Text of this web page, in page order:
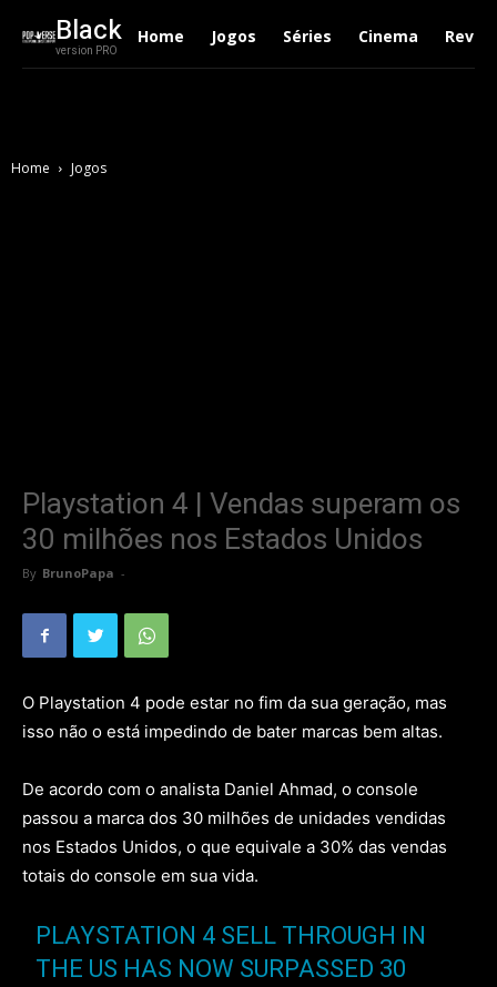
Black
version PRO
Home Jogos Séries Cinema
Home Jogos
Playstation 4 | Vendas superam os
30 milhões nos Estados Unidos
By BrunoPapa -
O Playstation 4 pode estar no fim da sua geração, mas
isso não o está impedindo de bater marcas bem altas.
De acordo com o analista Daniel Ahmad, o console
passou a marca dos 30 milhões de unidades vendidas
nos Estados Unidos, o que equivale a 30% das vendas
totais do console em sua vida.
PLAYSTATION 4 SELL THROUGH IN
THE US HAS NOW SURPASSED 30